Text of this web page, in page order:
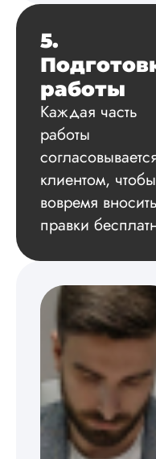
5.
работы
Каждая часть
работы
клиентом, чтобы
вовремя вносить
правки